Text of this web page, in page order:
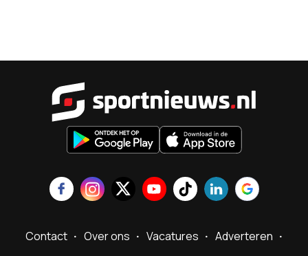
Contact Over ons Vacatures
Adverteren